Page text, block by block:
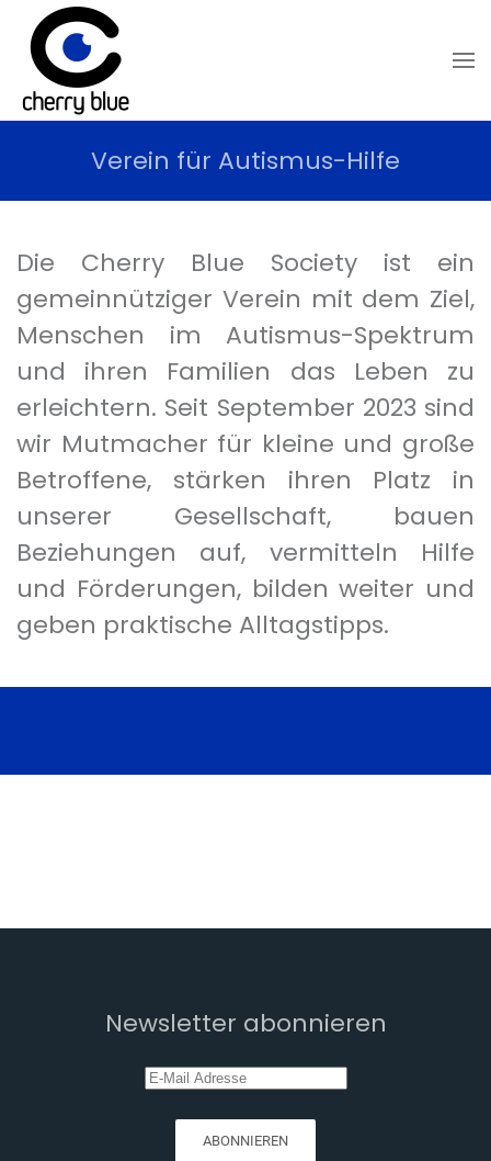
Skip to main content
Verein für Autismus-Hilfe
Die Cherry Blue Society ist ein
gemeinnütziger Verein mit dem Ziel,
Menschen im Autismus-Spektrum
und ihren Familien das Leben zu
erleichtern. Seit September 2023 sind
wir Mutmacher für kleine und große
Betroffene, stärken ihren Platz in
unserer Gesellschaft, bauen
Beziehungen auf, vermitteln Hilfe
und Förderungen, bilden weiter und
geben praktische Alltagstipps.
Newsletter abonnieren
ABONNIEREN